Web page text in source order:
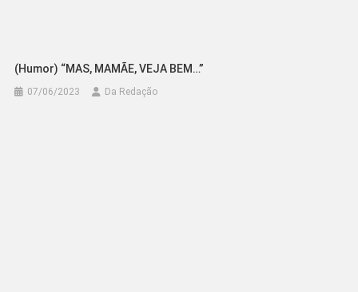
(Humor) “MAS, MAMÃE, VEJA BEM…”
07/06/2023 Da Redação